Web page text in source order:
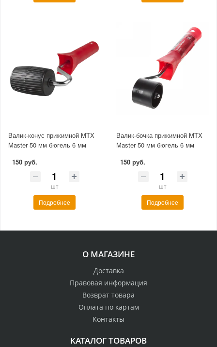
Валик-конус прижимной MTX
Master 50 мм бюгель 6 мм
150 руб.
шт
Подробнее
Валик-бочка прижимной MTX
Master 50 мм бюгель 6 мм
150 руб.
шт
Подробнее
О МАГАЗИНЕ
Доставка
Правовая информация
Возврат товара
Оплата по картам
Контакты
КАТАЛОГ ТОВАРОВ